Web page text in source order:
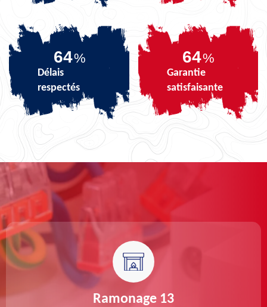
80%
Délais
respectés
80%
Garantie
satisfaisante
Ramonage 13